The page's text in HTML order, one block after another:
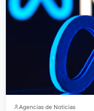
Agencias de Noticias